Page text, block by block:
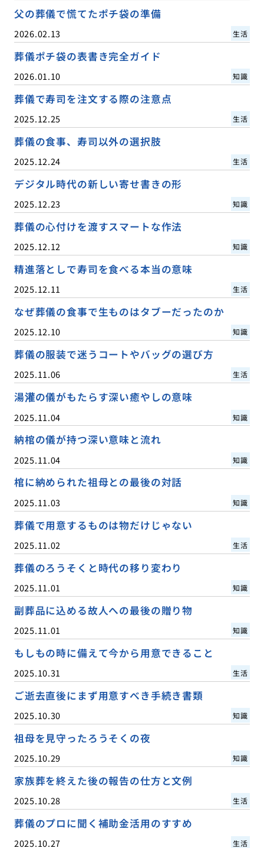
父の葬儀で慌てたポチ袋の準備
2026.02.13 生活
葬儀ポチ袋の表書き完全ガイド
2026.01.10 知識
葬儀で寿司を注文する際の注意点
2025.12.25 生活
葬儀の食事、寿司以外の選択肢
2025.12.24 生活
デジタル時代の新しい寄せ書きの形
2025.12.23 知識
葬儀の心付けを渡すスマートな作法
2025.12.12 知識
精進落としで寿司を食べる本当の意味
2025.12.11 生活
なぜ葬儀の食事で生ものはタブーだったのか
2025.12.10 知識
葬儀の服装で迷うコートやバッグの選び方
2025.11.06 生活
湯灌の儀がもたらす深い癒やしの意味
2025.11.04 知識
納棺の儀が持つ深い意味と流れ
2025.11.04 知識
棺に納められた祖母との最後の対話
2025.11.03 知識
葬儀で用意するものは物だけじゃない
2025.11.02 生活
葬儀のろうそくと時代の移り変わり
2025.11.01 知識
副葬品に込める故人への最後の贈り物
2025.11.01 知識
もしもの時に備えて今から用意できること
2025.10.31 生活
ご逝去直後にまず用意すべき手続き書類
2025.10.30 知識
祖母を見守ったろうそくの夜
2025.10.29 知識
家族葬を終えた後の報告の仕方と文例
2025.10.28 生活
葬儀のプロに聞く補助金活用のすすめ
2025.10.27 生活